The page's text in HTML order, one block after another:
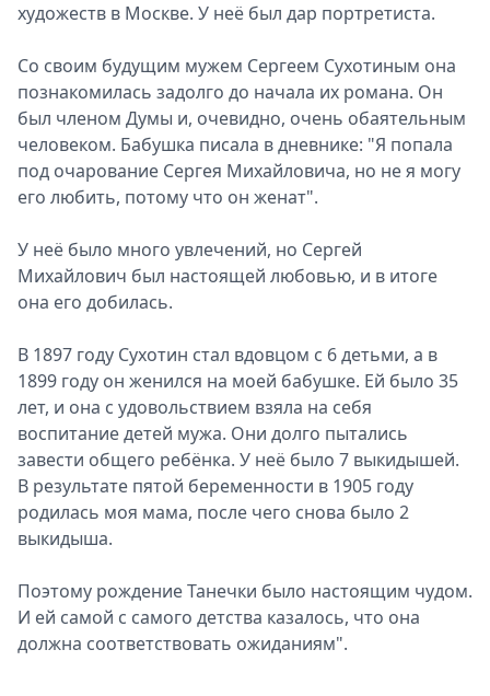
художеств в Москве. У неё был дар портретиста.
Со своим будущим мужем Сергеем Сухотиным она
познакомилась задолго до начала их романа. Он
был членом Думы и, очевидно, очень обаятельным
человеком. Бабушка писала в дневнике: "Я попала
под очарование Сергея Михайловича, но не я могу
его любить, потому что он женат".
У неё было много увлечений, но Сергей
Михайлович был настоящей любовью, и в итоге
она его добилась.
В 1897 году Сухотин стал вдовцом с 6 детьми, а в
1899 году он женился на моей бабушке. Ей было 35
лет, и она с удовольствием взяла на себя
воспитание детей мужа. Они долго пытались
завести общего ребёнка. У неё было 7 выкидышей.
В результате пятой беременности в 1905 году
родилась моя мама, после чего снова было 2
выкидыша.
Поэтому рождение Танечки было настоящим чудом.
И ей самой с самого детства казалось, что она
должна соответствовать ожиданиям".